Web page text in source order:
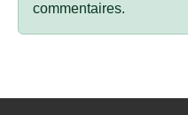
commentaires.